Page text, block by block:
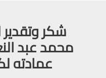
شكر وتقدير
محمد عبد
عمادته